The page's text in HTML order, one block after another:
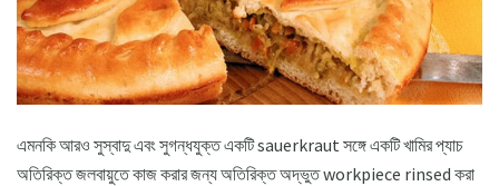
এমনকি আরও সুস্বাদু এবং সুগন্ধযুক্ত একটি sauerkraut সঙ্গে একটি খামির প্যাচ
অতিরিক্ত জলবায়ুতে কাজ করার জন্য অতিরিক্ত অদ্ভুত workpiece rinsed করা